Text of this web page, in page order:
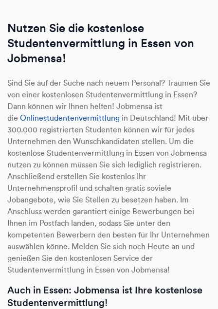
Nutzen Sie die kostenlose
Studentenvermittlung in Essen von
Jobmensa!
Sind Sie auf der Suche nach neuem Personal? Träumen Sie
von einer kostenlosen Studentenvermittlung in Essen?
Dann können wir Ihnen helfen! Jobmensa ist
die Onlinestudentenvermittlung in Deutschland! Mit über
300.000 registrierten Studenten können wir für jedes
Unternehmen den Wunschkandidaten stellen. Um die
kostenlose Studentenvermittlung in Essen von Jobmensa
nutzen zu können müssen Sie sich lediglich registrieren.
Anschließend erstellen Sie kostenlos Ihr
Unternehmensprofil und schalten gratis soviele
Jobangebote, wie Sie Stellen zu besetzen haben. Im
Anschluss werden garantiert einige Bewerbungen bei
Ihnen im Postfach landen, sodass Sie unter den
kompetenten Bewerbern den besten für Ihr Unternehmen
auswählen könne. Melden Sie sich noch Heute an und
genießen Sie den kostenlosen Service der
Studentenvermittlung in Essen von Jobmensa!
Auch in Essen: Jobmensa ist Ihre kostenlose
Studentenvermittlung!